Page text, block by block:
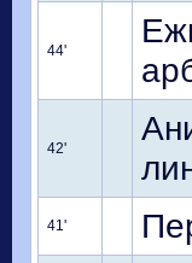
44'
42'
41'